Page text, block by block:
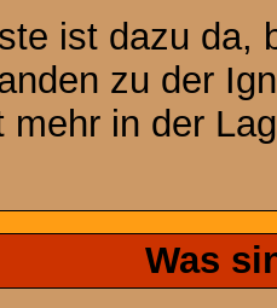
ist dazu da,
zu der
mehr in der
Was